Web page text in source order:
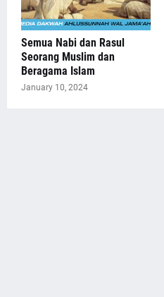
Semua Nabi dan Rasul
Seorang Muslim dan
Beragama Islam
January 10, 2024